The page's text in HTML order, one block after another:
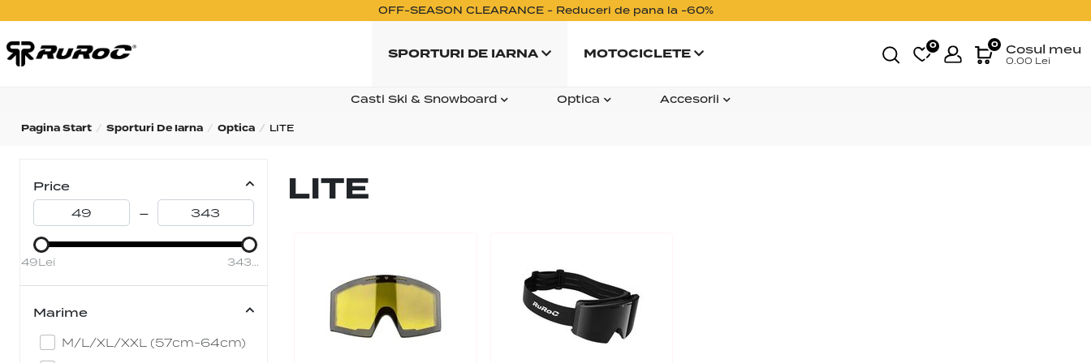
OFF-SEASON CLEARANCE - Reduceri de pana la -60%
SPORTURI DE IARNA MOTOCICLETE 0 0 Cosul meu
0.00 Lei
Casti Ski & Snowboard Optica Accesorii
Pagina Start Sporturi De Iarna Optica LITE
Price
–
49Lei 343Lei
Marime
M/L/XL/XXL (57cm-64cm)
LITE